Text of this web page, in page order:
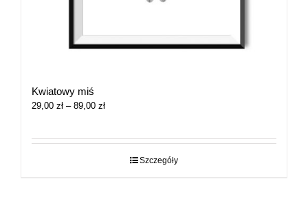
Kwiatowy miś
29,00 zł – 89,00 złZakres
29,00 zł
Szczegóły